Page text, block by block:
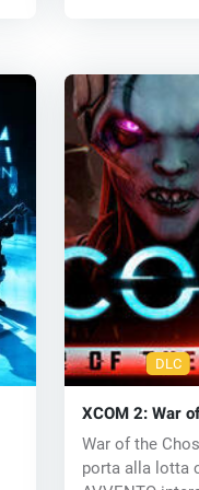
DLC
XCOM 2: War
Chosen DLC
key
War of the
porta alla lotta